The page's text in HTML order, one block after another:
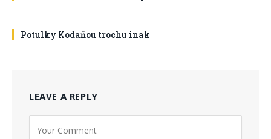
Potulky Kodaňou trochu inak
LEAVE A REPLY